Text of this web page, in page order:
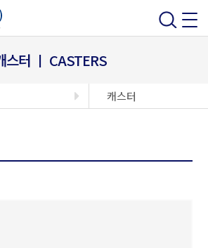
스터 ㅣ CASTERS
캐스터